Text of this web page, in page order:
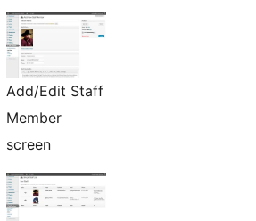
Add/Edit Staff
Member
screen